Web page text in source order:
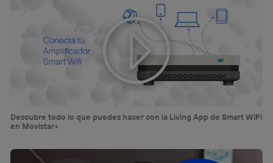
Descubre todo lo que puedes hacer con la Living App de Smart WiFi
en Movistar+
“Administrar Utiq” en la parte inferior de esta página web o
portal de privacidad de Utiq
(“consenthub”)
. Para más información, consulta
política de privacidad de Utiq